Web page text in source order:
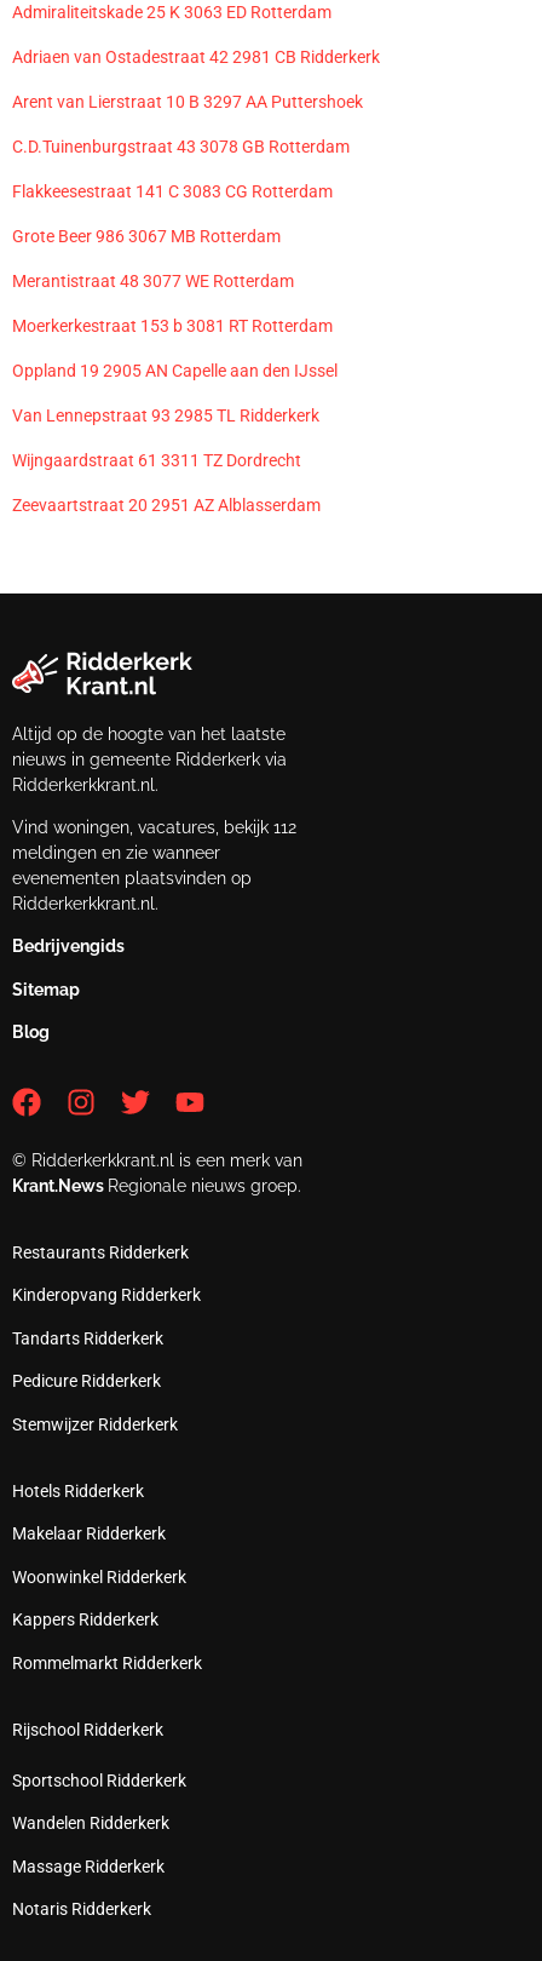
Admiraliteitskade 25 K 3063 ED Rotterdam
Adriaen van Ostadestraat 42 2981 CB Ridderkerk
Arent van Lierstraat 10 B 3297 AA Puttershoek
C.D.Tuinenburgstraat 43 3078 GB Rotterdam
Flakkeesestraat 141 C 3083 CG Rotterdam
Grote Beer 986 3067 MB Rotterdam
Merantistraat 48 3077 WE Rotterdam
Moerkerkestraat 153 b 3081 RT Rotterdam
Oppland 19 2905 AN Capelle aan den IJssel
Van Lennepstraat 93 2985 TL Ridderkerk
Wijngaardstraat 61 3311 TZ Dordrecht
Zeevaartstraat 20 2951 AZ Alblasserdam
Altijd op de hoogte van het laatste
nieuws in gemeente Ridderkerk via
Ridderkerkkrant.nl.
Vind woningen, vacatures, bekijk 112
meldingen en zie wanneer
evenementen plaatsvinden op
Ridderkerkkrant.nl.
Bedrijvengids
Sitemap
Blog
© Ridderkerkkrant.nl is een merk van
Krant.News Regionale nieuws groep.
Restaurants Ridderkerk
Kinderopvang Ridderkerk
Tandarts Ridderkerk
Pedicure Ridderkerk
Stemwijzer Ridderkerk
Hotels Ridderkerk
Makelaar Ridderkerk
Woonwinkel Ridderkerk
Kappers Ridderkerk
Rommelmarkt Ridderkerk
Rijschool Ridderkerk
Sportschool Ridderkerk
Wandelen Ridderkerk
Massage Ridderkerk
Notaris Ridderkerk